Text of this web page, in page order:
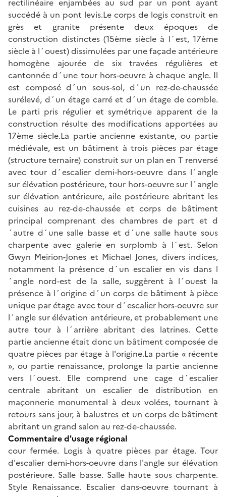
succédé à un pont levis.Le corps de logis construit en
grès et granite présente deux époques de
construction distinctes (15ème siècle à l´est, 17ème
siècle à l´ouest) dissimulées par une façade antérieure
homogène ajourée de six travées régulières et
cantonnée d´une tour hors-oeuvre à chaque angle. Il
est composé d´un sous-sol, d´un rez-de-chaussée
surélevé, d´un étage carré et d´un étage de comble.
Le parti pris régulier et symétrique apparent de la
construction résulte des modifications apportées au
17ème siècle.La partie ancienne existante, ou partie
médiévale, est un bâtiment à trois pièces par étage
(structure ternaire) construit sur un plan en T renversé
avec tour d´escalier demi-hors-oeuvre dans l´angle
sur élévation postérieure, tour hors-oeuvre sur l´angle
sur élévation antérieure, aile postérieure abritant les
cuisines au rez-de-chaussée et corps de bâtiment
principal comprenant des chambres de part et d
´autre d´une salle basse et d´une salle haute sous
charpente avec galerie en surplomb à l´est. Selon
Gwyn Meirion-Jones et Michael Jones, divers indices,
notamment la présence d´un escalier en vis dans l
´angle nord-est de la salle, suggèrent à l´ouest la
présence à l´origine d´un corps de bâtiment à pièce
unique par étage avec tour d´escalier hors-oeuvre sur
l´angle sur élévation antérieure, et probablement une
autre tour à l´arrière abritant des latrines. Cette
partie ancienne était donc un bâtiment composée de
quatre pièces par étage à l'origine.La partie « récente
», ou partie renaissance, prolonge la partie ancienne
vers l´ouest. Elle comprend une cage d´escalier
centrale abritant un escalier de distribution en
maçonnerie monumental à deux volées, tournant à
retours sans jour, à balustres et un corps de bâtiment
abritant un grand salon au rez-de-chaussée.
Commentaire d'usage régional
cour fermée. Logis à quatre pièces par étage. Tour
d'escalier demi-hors-oeuvre dans l'angle sur élévation
postérieure. Salle basse. Salle haute sous charpente.
Style Renaissance. Escalier dans-oeuvre tournant à